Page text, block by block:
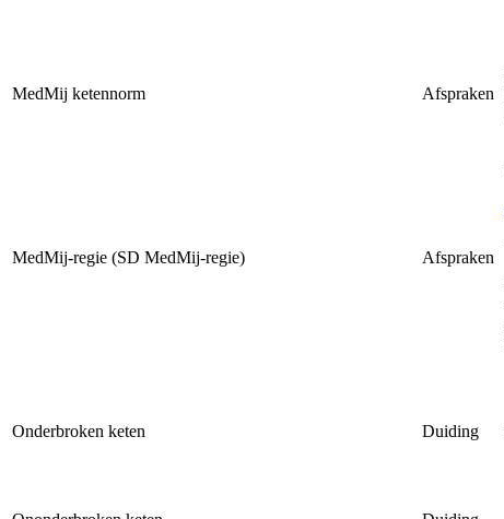
MedMij ketennorm Afspraken
MedMij-regie (SD MedMij-regie) Afspraken
Onderbroken keten Duiding